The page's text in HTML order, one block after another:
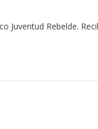
Juventud Rebelde.